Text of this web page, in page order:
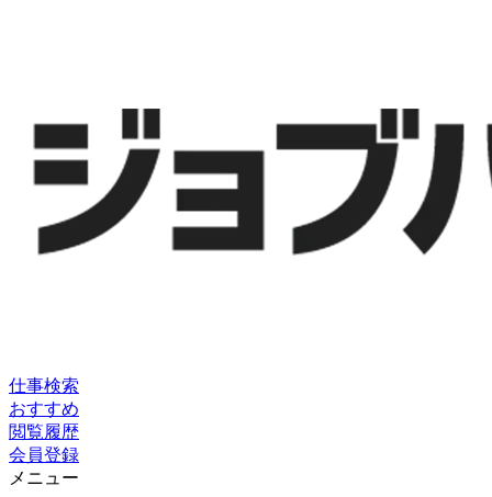
仕事検索
おすすめ
閲覧履歴
会員登録
メニュー